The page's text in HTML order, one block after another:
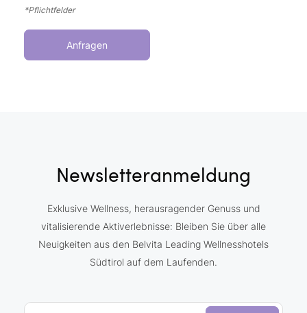
*Pflichtfelder
Anfragen
Newsletteranmeldung
Exklusive Wellness, herausragender Genuss und
vitalisierende Aktiverlebnisse: Bleiben Sie über alle
Neuigkeiten aus den Belvita Leading Wellnesshotels
Südtirol auf dem Laufenden.